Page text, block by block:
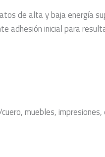
de alta y baja energía
adhesión inicial para
muebles,